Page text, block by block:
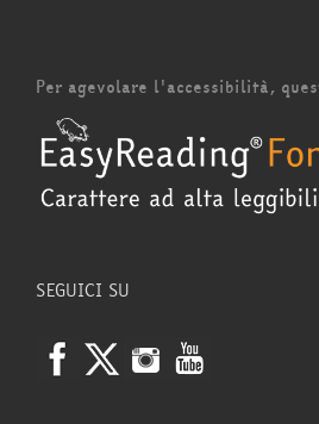
Per agevolare l'accessibilità,
SEGUICI SU